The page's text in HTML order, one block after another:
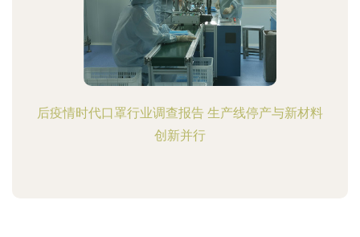
后疫情时代口罩行业调查报告 生产线停产与新材料
创新并行